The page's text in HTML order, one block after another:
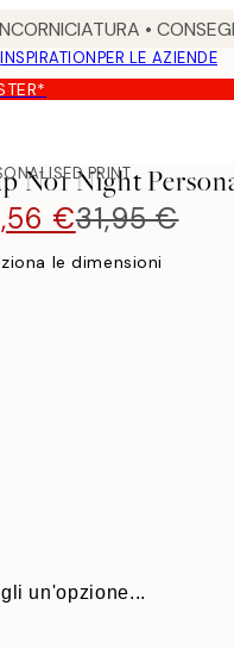
•
INSPIRATIONPER LE AZIENDE
PRINT
No1 Night
€31,95 €
le dimensioni
un'opzione...